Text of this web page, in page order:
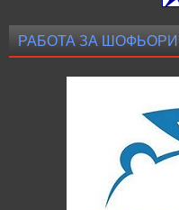
РАБОТА ЗА ШОФЬОРИ